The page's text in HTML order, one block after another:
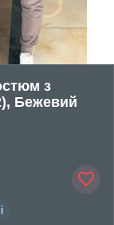
з
Бежевий